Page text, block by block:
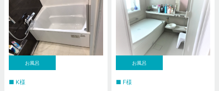
お風呂
K様
お風呂
F様